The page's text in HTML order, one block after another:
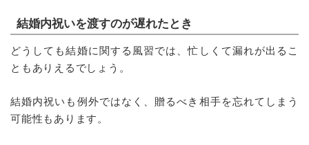
結婚内祝いを渡すのが遅れたとき
どうしても結婚に関する風習では、忙しくて漏れが出るこ
ともありえるでしょう。
結婚内祝いも例外ではなく、贈るべき相手を忘れてしまう
可能性もあります。